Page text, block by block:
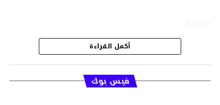
قسم الاخبار
أكمل القراءة
فيس بوك